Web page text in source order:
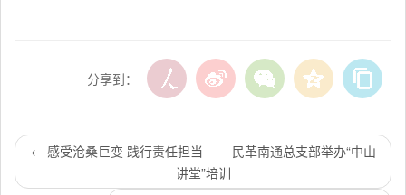
分享到：
← 感受沧桑巨变 践行责任担当 ——民革南通总支部举办“中山
讲堂”培训